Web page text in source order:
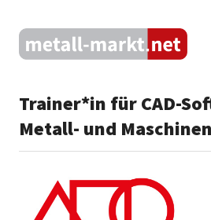
Trainer*in für CAD-
Metall- und